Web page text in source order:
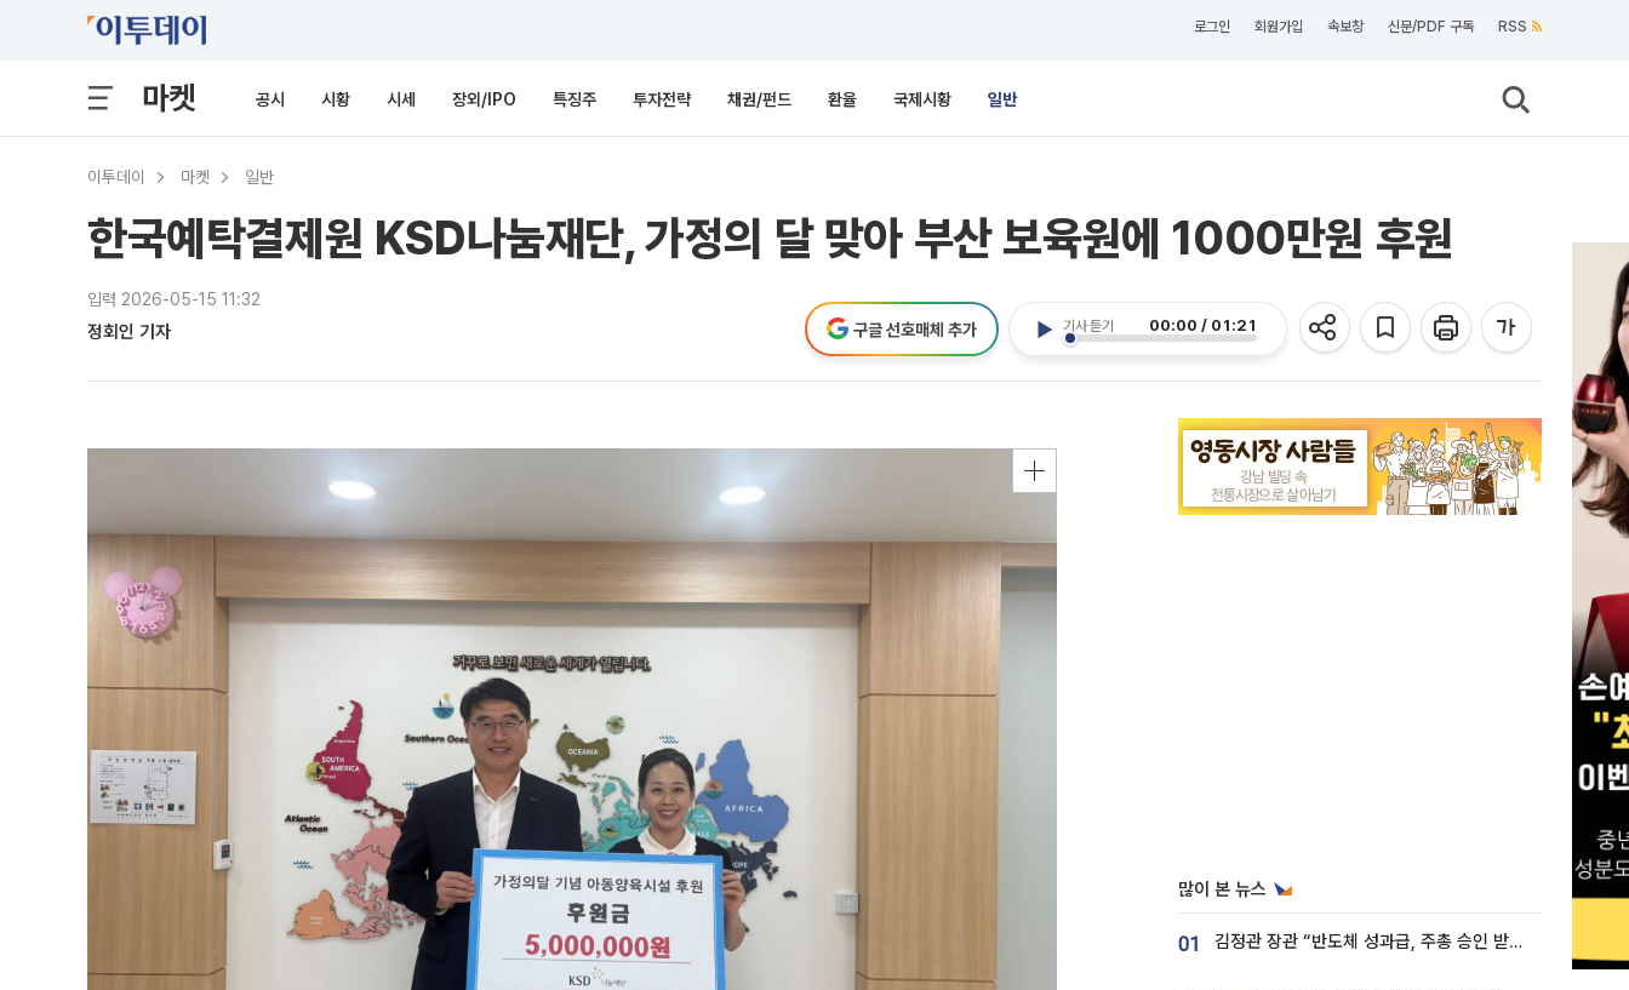
로그인 회원가입 속보창 신문/PDF 구독 RSS
마켓 공시 시황 시세 장외/IPO 특징주 투자전략 채권/펀드 환율 국제시황 일반
이투데이 마켓 일반
한국예탁결제원 KSD나눔재단, 가정의 달 맞아 부산 보육원에 1000만원 후원
입력 2026-05-15 11:32
정회인 기자 기사 듣기 00:00 / 01:21
구글 선호매체 추가
많이 본 뉴스
01 김정관 장관 “반도체 성과급, 주총 승인 받도록”…상법·자본시장법 개정 시사